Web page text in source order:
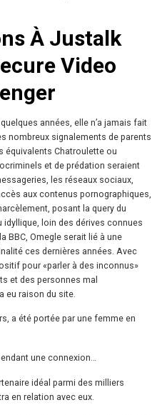
À Justalk
Video
années, elle n’a jamais fait
nombreux signalements de parents
équivalents Chatroulette ou
et de prédation seraient
les réseaux sociaux,
aux contenus pornographiques,
posant la query du
loin des dérives connues
BBC, Omegle serait lié à une
ces dernières années. Avec
pour «parler à des inconnus»
et des personnes mal
eu raison du site.
a été portée par une femme en
une connexion…
idéal parmi des milliers
en relation avec eux.